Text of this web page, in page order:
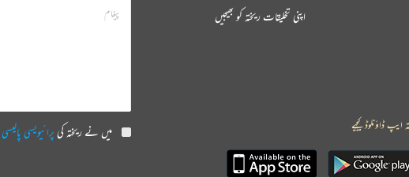
اپنی تخلیقات ریختہ کو بھیجیں
میں نے ریختہ کیپرائیویسی پالیسی ایپ ڈاؤنلوڈ کیجیے